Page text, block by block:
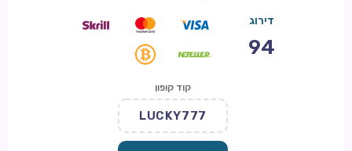
דירוג
94
קוד קופון
LUCKY777